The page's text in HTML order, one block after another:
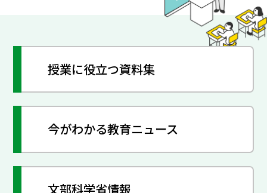
授業に役立つ資料集
今がわかる教育ニュース
文部科学省情報